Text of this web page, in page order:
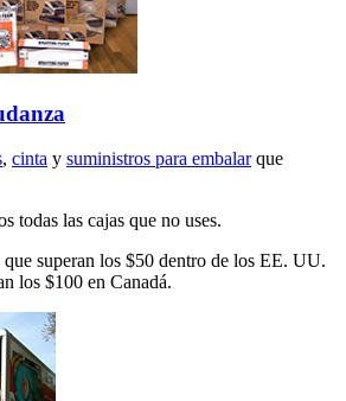
, cinta y suministros para embalarque
todas las cajas que no uses.
superan los $50 dentro de los EE. UU.
los $100 en Canadá.